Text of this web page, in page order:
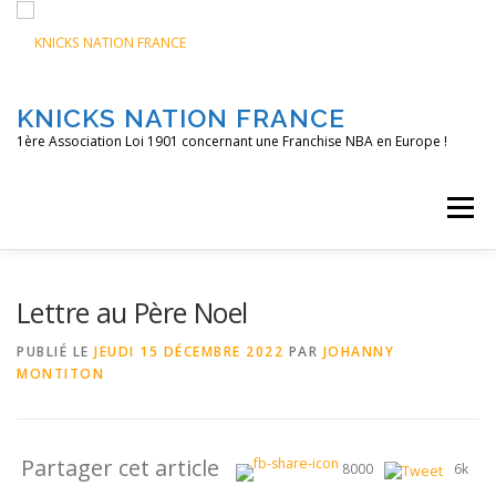
contenu
KNICKS NATION FRANCE
1ère Association Loi 1901 concernant une Franchise NBA en Europe !
Menu
PODCAST
Lettre au Père Noel
PUBLIÉ LE JEUDI 15 DÉCEMBRE 2022 PAR JOHANNY
MONTITON
Partager cet article 8000 6k